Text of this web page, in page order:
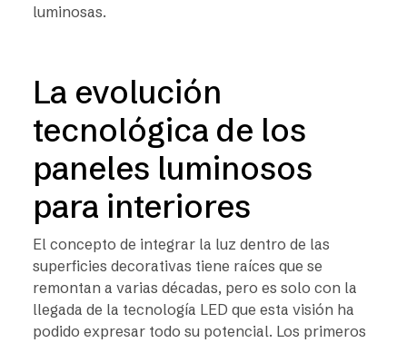
luminosas.
La evolución
tecnológica de los
paneles luminosos
para interiores
El concepto de integrar la luz dentro de las
superficies decorativas tiene raíces que se
remontan a varias décadas, pero es solo con la
llegada de la tecnología LED que esta visión ha
podido expresar todo su potencial. Los primeros